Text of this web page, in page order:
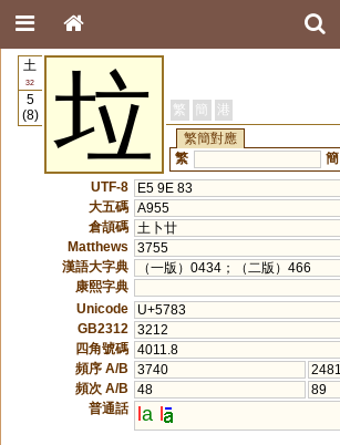
土
32
5
(8)
垃 繁 簡 港
繁簡對應
繁
簡
UTF-8
E5 9E 83
大五碼 A955
倉頡碼
土卜廿
Matthews
3755
漢語大字典
（一版）0434；（二版）466
康熙字典
Unicode
U+5783
GB2312
3212
四角號碼 4011.8
頻序 A/B
3740
2481
頻次 A/B
48
89
普通話
la l